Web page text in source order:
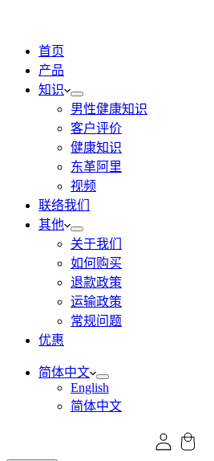
首页
产品
知识
男性健康知识
客户评价
健康知识
东革阿里
视频
联络我们
其他
关于我们
如何购买
退款政策
运输政策
常规问题
优惠
简体中文
English
简体中文